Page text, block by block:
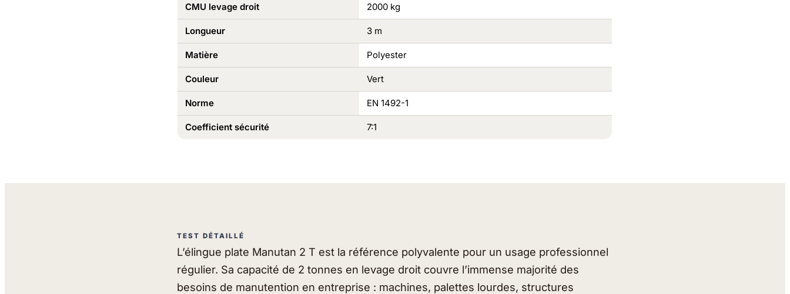
CMU levage droit 2000 kg
Longueur 3 m
Matière Polyester
Couleur Vert
Norme EN 1492-1
Coefficient sécurité 7:1
TEST DÉTAILLÉ
L’élingue plate Manutan 2 T est la référence polyvalente pour un usage professionnel
régulier. Sa capacité de 2 tonnes en levage droit couvre l’immense majorité des
besoins de manutention en entreprise : machines, palettes lourdes, structures